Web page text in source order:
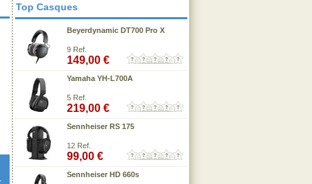
Top Casques
Beyerdynamic DT700 Pro X
9 Ref.
149,00 €
Yamaha YH-L700A
5 Ref.
219,00 €
Sennheiser RS 175
12 Ref.
99,00 €
Sennheiser HD 660s